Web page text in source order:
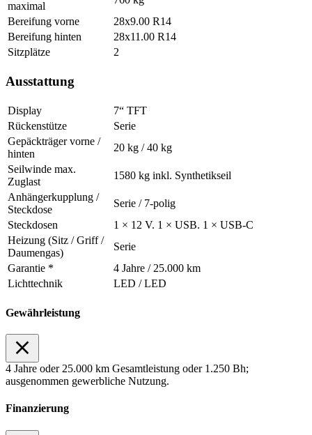
maximal
Bereifung vorne
28x9.00 R14
Bereifung hinten
28x11.00 R14
Sitzplätze
2
Ausstattung
Display
7“ TFT
Rückenstütze
Serie
Gepäckträger vorne /
hinten
20 kg / 40 kg
Seilwinde max.
Zuglast
1580 kg inkl. Synthetikseil
Anhängerkupplung /
Steckdose
Serie / 7-polig
Steckdosen
1 × 12 V. 1 × USB. 1 × USB-C
Heizung (Sitz / Griff /
Daumengas)
Serie
Garantie *
4 Jahre / 25.000 km
Lichttechnik
LED / LED
Gewährleistung
4 Jahre oder 25.000 km Gesamtleistung oder 1.250 Bh;
ausgenommen gewerbliche Nutzung.
Finanzierung